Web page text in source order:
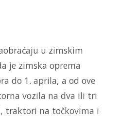
u zimskim
je zimska oprema
do 1. aprila, a od ove
vozila na dva ili tri
traktori na točkovima i